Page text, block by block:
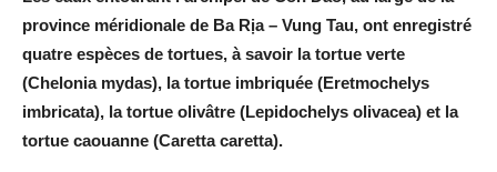
province méridionale de Ba Rịa – Vung Tau, ont enregistré
quatre espèces de tortues, à savoir la tortue verte
(Chelonia mydas), la tortue imbriquée (Eretmochelys
imbricata), la tortue olivâtre (Lepidochelys olivacea) et la
tortue caouanne (Caretta caretta).